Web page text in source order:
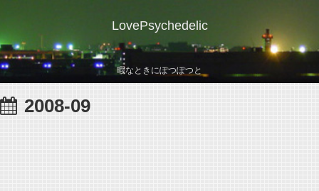
LovePsychedelic
暇なときにぽつぽつと
2008-09